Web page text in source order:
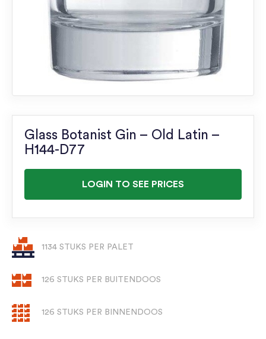
Glass Botanist Gin – Old Latin –
H144-D77
LOGIN TO SEE PRICES
1134 STUKS PER PALET
126 STUKS PER BUITENDOOS
126 STUKS PER BINNENDOOS